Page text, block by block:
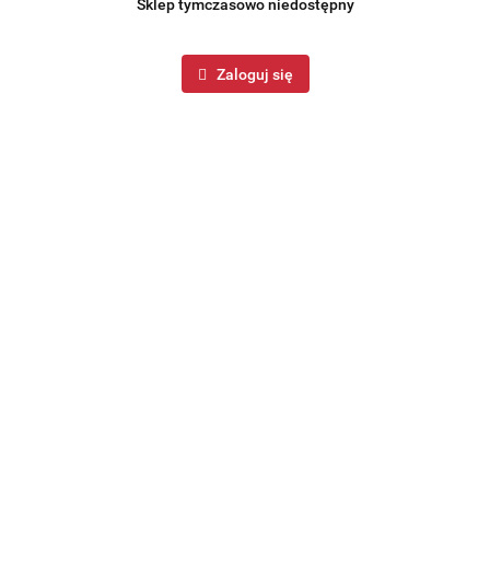
Sklep tymczasowo niedostępny
Zaloguj się